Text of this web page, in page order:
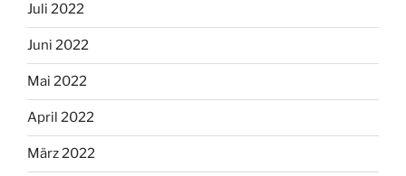
Juli 2022
Juni 2022
Mai 2022
April 2022
März 2022